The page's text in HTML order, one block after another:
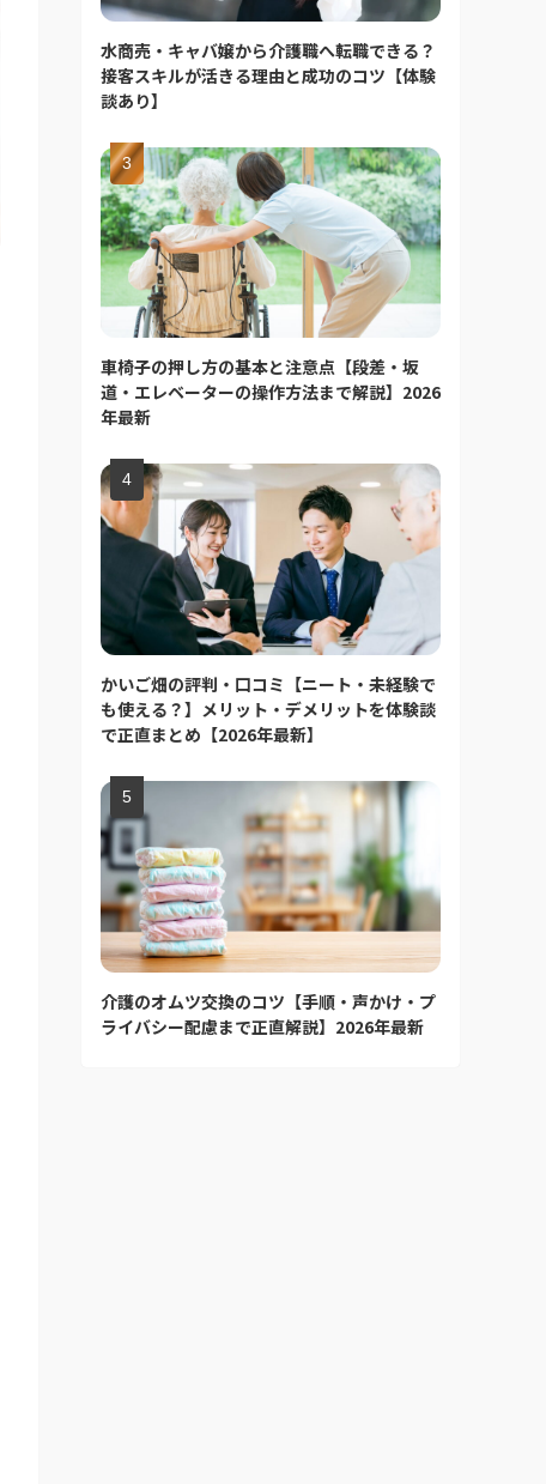
水商売・キャバ嬢から介護職へ転職できる？
接客スキルが活きる理由と成功のコツ【体験
談あり】
車椅子の押し方の基本と注意点【段差・坂
道・エレベーターの操作方法まで解説】2026
年最新
かいご畑の評判・口コミ【ニート・未経験で
も使える？】メリット・デメリットを体験談
で正直まとめ【2026年最新】
介護のオムツ交換のコツ【手順・声かけ・プ
ライバシー配慮まで正直解説】2026年最新